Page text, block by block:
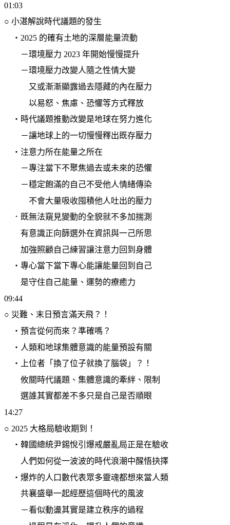
01:03
○ 小湛解說時代議題的發生
・ 2025 的確有土地的深層能量流動
－環境壓力 2023 年開始慢慢提升
－環境壓力改變人隨之性情大變
又或漸漸顯露過去隱藏的內在壓力
以易怒、焦慮、恐懼等方式釋放
・時代議題推動改變是地球在努力進化
－讓地球上的一切慢慢釋出既存壓力
・注意力所在能量之所在
－專注當下不聚焦過去或未來的恐懼
－穩定飽滿的自己不受他人情緒傳染
不會大量吸收囤積他人吐出的壓力
．既無法窺見變動的全貌就不多加揣測
有意識正向篩選外在資訊與一己所思
加強照顧自己練習讓注意力回到身體
・專心當下當下專心能讓能量回到自己
是守住自己能量、運勢的療癒力
09:44
○ 災難、末日預言滿天飛？！
・預言從何而來？準確嗎？
・人類和地球集體意識的能量預設有關
・上位者「換了位子就換了腦袋」？！
攸關時代議題、集體意識的牽絆、限制
選誰其實都差不多只是自己是否順眼
14:27
○ 2025 大格局驗收期到！
・韓國總統尹錫悅引爆戒嚴亂局正是在驗收
人們如何從一波波的時代浪潮中醒悟抉擇
・爆炸的人口數代表眾多靈魂都想來當人類
共襄盛舉一起經歷這個時代的風波
－看似動盪其實是建立秩序的過程